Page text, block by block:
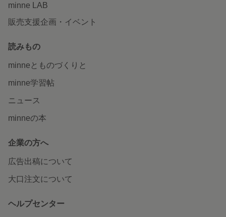
minne LAB
販売支援企画・イベント
読みもの
minneとものづくりと
minne学習帖
ニュース
minneの本
企業の方へ
広告出稿について
大口注文について
ヘルプセンター